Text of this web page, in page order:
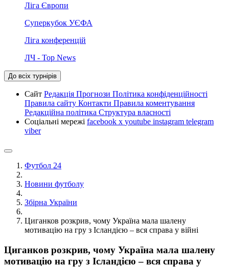
Ліга Європи
Суперкубок УЄФА
Ліга конференцій
ЛЧ - Top News
До всіх турнірів
Сайт Редакція Прогнози Політика конфіденційності
Правила сайту Контакти Правила коментування
Редакційна політика Структура власності
Соціальні мережі facebook x youtube instagram telegram
viber
Футбол 24
Новини футболу
Збірна України
Циганков розкрив, чому Україна мала шалену
мотивацію на гру з Ісландією – вся справа у війні
Циганков розкрив, чому Україна мала шалену
мотивацію на гру з Ісландією – вся справа у